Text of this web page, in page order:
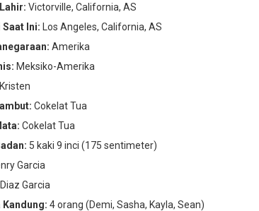
Victorville, California, AS
Ini: Los Angeles, California, AS
Amerika
Meksiko-Amerika
Kristen
Cokelat Tua
Cokelat Tua
5 kaki 9 inci (175 sentimeter)
Garcia
Diaz Garcia
Kandung: 4 orang (Demi, Sasha, Kayla, Sean)